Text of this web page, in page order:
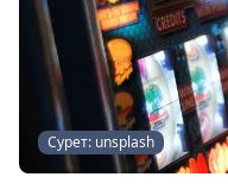
Сурет: unsplash